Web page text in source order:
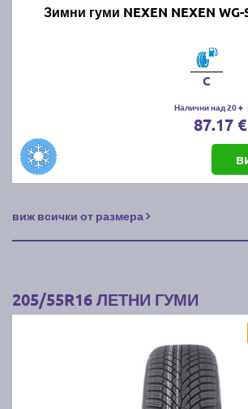
Зимни гуми NEXEN NEXEN WG-
C
Налични над 20 +
87.17
виж всички от размера
205/55R16 ЛЕТНИ ГУМИ